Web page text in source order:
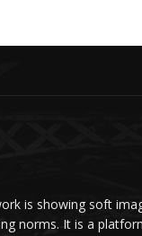
is showing soft
norms. It is a